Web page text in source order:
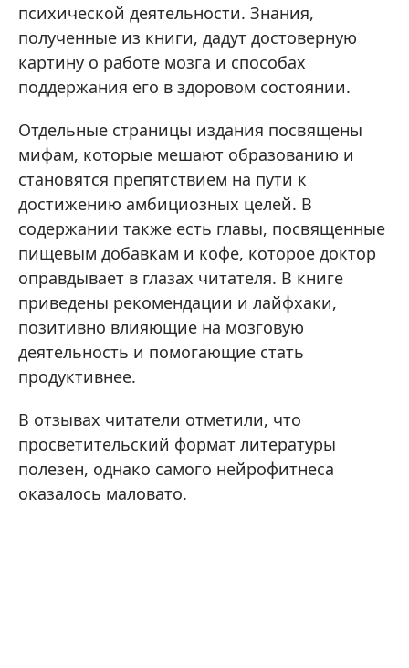
психической деятельности. Знания,
полученные из книги, дадут достоверную
картину о работе мозга и способах
поддержания его в здоровом состоянии.
Отдельные страницы издания посвящены
мифам, которые мешают образованию и
становятся препятствием на пути к
достижению амбициозных целей. В
содержании также есть главы, посвященные
пищевым добавкам и кофе, которое доктор
оправдывает в глазах читателя. В книге
приведены рекомендации и лайфхаки,
позитивно влияющие на мозговую
деятельность и помогающие стать
продуктивнее.
В отзывах читатели отметили, что
просветительский формат литературы
полезен, однако самого нейрофитнеса
оказалось маловато.